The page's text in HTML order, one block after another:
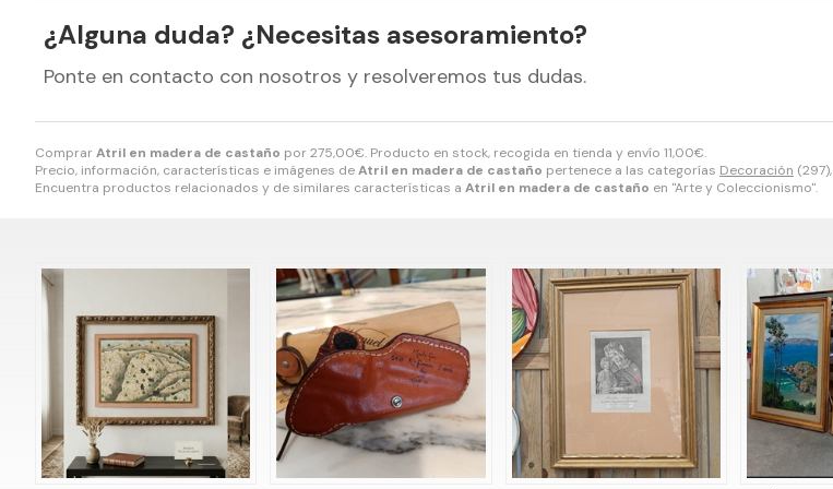
ComprarAtril en madera de castaño por275,00€. Producto en stock, recogida en tienda y envío 11,00€.
Precio, información, características e imágenes deAtril en madera de castaño pertenece a las categorías Decoración (297),
Encuentra productos relacionados y de similares características a Atril en madera de castaño en "Arte y Coleccionismo".
¿Alguna duda? ¿Necesitas asesoramiento?
Ponte en contacto con nosotros y resolveremos tus dudas.